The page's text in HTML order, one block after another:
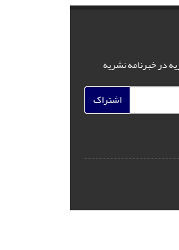
در خبرنامه نشریه
اشتراک